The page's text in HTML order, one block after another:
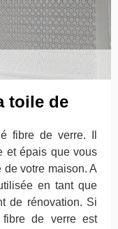
toile de
fibre de verre. Il
et épais que vous
votre maison. A
en tant que
de rénovation. Si
de verre est